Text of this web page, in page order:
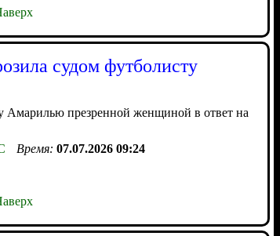
судом футболисту
Амарилью презренной женщиной в ответ на
Время: 07.07.2026 09:24